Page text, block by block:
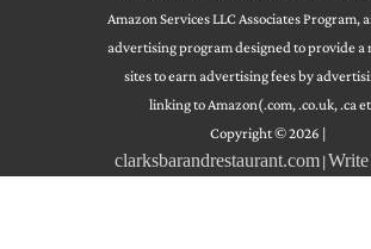
Amazon Services LLC Associates Program,
advertising program designed to provide a
sites to earn advertising fees by
linking to Amazon(.com, .co.uk, .ca
Copyright © 2026 |
clarksbarandrestaurant.com|